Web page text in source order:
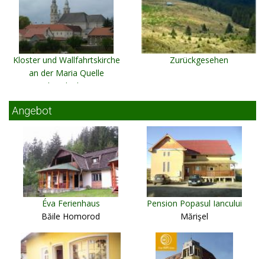
Kloster und Wallfahrtskirche
an der Maria Quelle
Schomlenberg
Zurückgesehen
Angebot
Éva Ferienhaus
Băile Homorod
Pension Popasul Iancului
Mărişel